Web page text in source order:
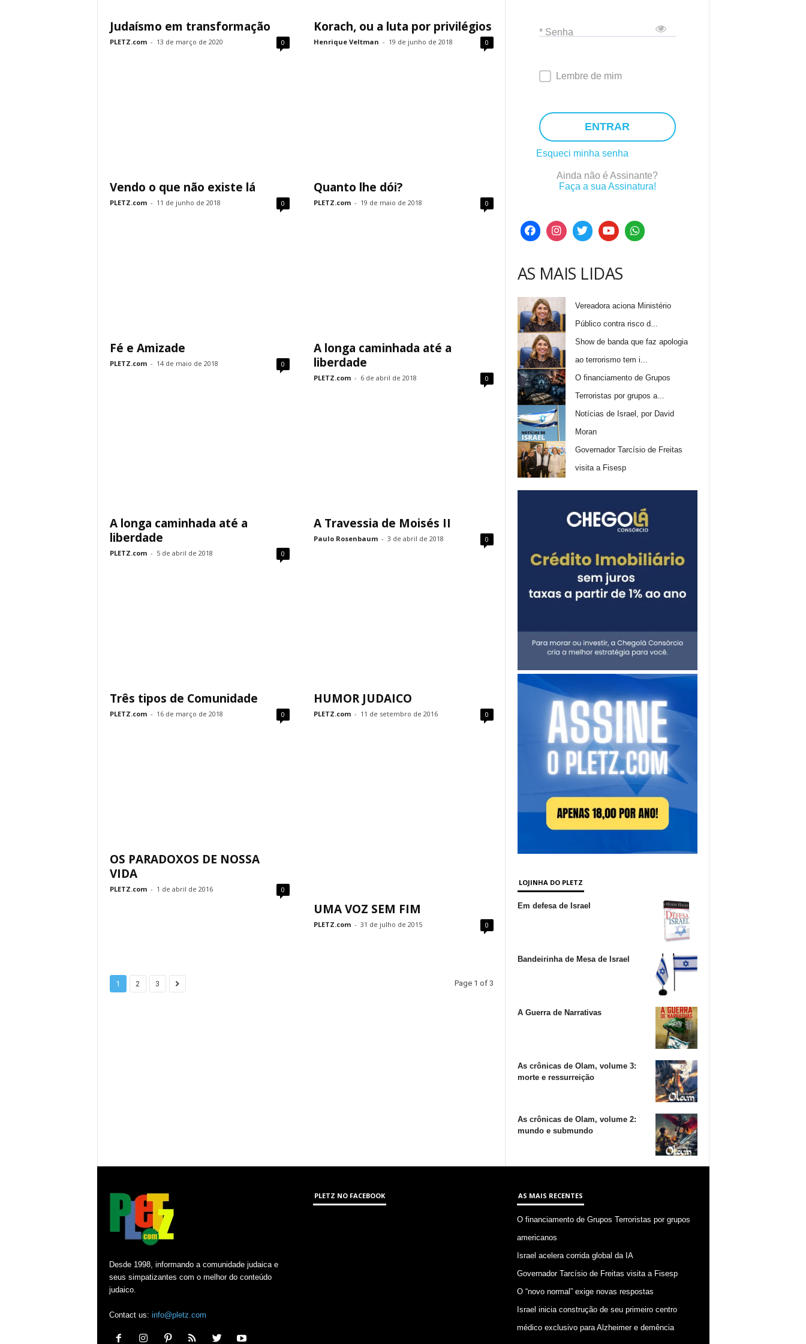
Judaísmo em transformação
PLETZ.com - 13 de março de 2020 0
Korach, ou a luta por privilégios
Henrique Veltman - 19 de junho de 2018 0
Vendo o que não existe lá
PLETZ.com - 11 de junho de 2018 0
Quanto lhe dói?
PLETZ.com - 19 de maio de 2018 0
Fé e Amizade
PLETZ.com - 14 de maio de 2018 0
A longa caminhada até a
liberdade
PLETZ.com - 6 de abril de 2018 0
A longa caminhada até a
liberdade
PLETZ.com - 5 de abril de 2018 0
A Travessia de Moisés II
Paulo Rosenbaum - 3 de abril de 2018 0
Três tipos de Comunidade
PLETZ.com - 16 de março de 2018 0
HUMOR JUDAICO
PLETZ.com - 11 de setembro de 2016 0
OS PARADOXOS DE NOSSA
VIDA
PLETZ.com - 1 de abril de 2016 0
UMA VOZ SEM FIM
PLETZ.com - 31 de julho de 2015 0
1 2 3 Page 1 of 3
* Senha
Lembre de mim
ENTRAR
Esqueci minha senha
Ainda não é Assinante?
Faça a sua Assinatura!
AS MAIS LIDAS
Vereadora aciona Ministério
Público contra risco d...
Show de banda que faz apologia
ao terrorismo tem i...
O financiamento de Grupos
Terroristas por grupos a...
Notícias de Israel, por David
Moran
Governador Tarcísio de Freitas
visita a Fisesp
LOJINHA DO PLETZ
Em defesa de Israel
Bandeirinha de Mesa de Israel
A Guerra de Narrativas
As crônicas de Olam, volume 3:
morte e ressurreição
As crônicas de Olam, volume 2:
mundo e submundo
Desde 1998, informando a comunidade judaica e
seus simpatizantes com o melhor do conteúdo
judaico.
Contact us: info@pletz.com
PLETZ NO FACEBOOK AS MAIS RECENTES
O financiamento de Grupos Terroristas por grupos
americanos
Israel acelera corrida global da IA
Governador Tarcísio de Freitas visita a Fisesp
O “novo normal” exige novas respostas
Israel inicia construção de seu primeiro centro
médico exclusivo para Alzheimer e demência